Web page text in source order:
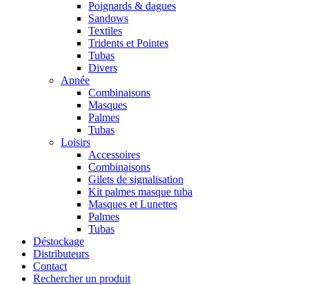
Poignards & dagues
Sandows
Textiles
Tridents et Pointes
Tubas
Divers
Apnée
Combinaisons
Masques
Palmes
Tubas
Loisirs
Accessoires
Combinaisons
Gilets de signalisation
Kit palmes masque tuba
Masques et Lunettes
Palmes
Tubas
Déstockage
Distributeurs
Contact
Rechercher un produit